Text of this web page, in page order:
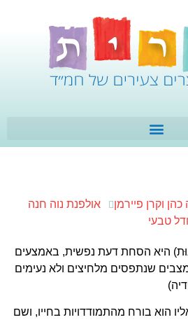
וקרן פיירמן
אולפנת נוה חנה
טבעי
היא הסחת דעת נפשית, באמצעים
שנתפסים מלחיצים ולא נעימים
הוא בורח מהתמודדויות בחייו, ושם